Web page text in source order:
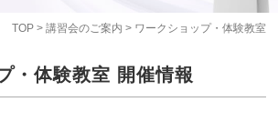
TOP> 講習会のご案内 > ワークショップ・体験教室
・体験教室 開催情報